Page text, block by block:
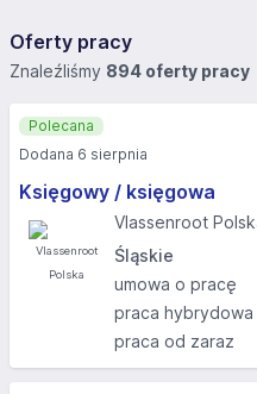
Oferty pracy
Znaleźliśmy 894 oferty pracy
Księgowy / księgowa
Vlassenroot
Śląskie
umowa o pracę
praca hybrydowa
praca od zaraz
Polecana
Dodana 6 sierpnia